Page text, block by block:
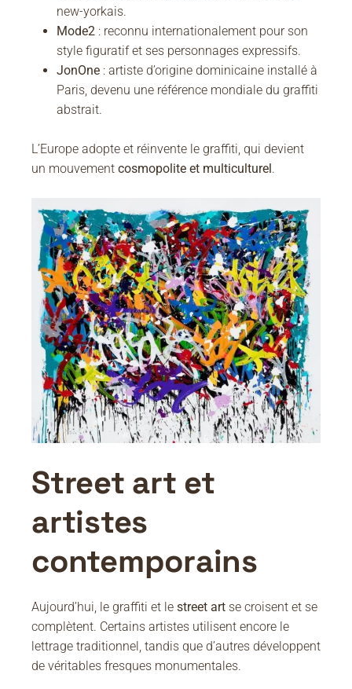
new-yorkais.
Mode2 : reconnu internationalement pour son
style figuratif et ses personnages expressifs.
JonOne : artiste d’origine dominicaine installé à
Paris, devenu une référence mondiale du graffiti
abstrait.
L’Europe adopte et réinvente le graffiti, qui devient
un mouvement cosmopolite et multiculturel.
Street art et
artistes
contemporains
Aujourd’hui, le graffiti et le street art se croisent et se
complètent. Certains artistes utilisent encore le
lettrage traditionnel, tandis que d’autres développent
de véritables fresques monumentales.